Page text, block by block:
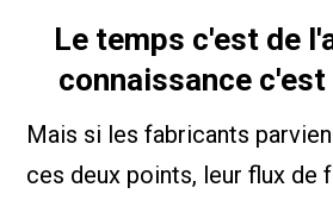
Le temps c'est de
connaissance c'est
Mais si les fabricants
ces deux points, leur flux de